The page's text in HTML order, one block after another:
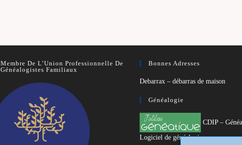
Membre De L’Union Professionnelle De
Généalogistes Familiaux
Bonnes Adresses
Debarrax – débarras de maison
Généalogie
CDIP –
Logiciel de généalogie